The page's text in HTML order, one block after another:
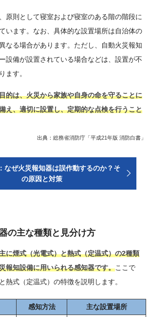
原則として寝室および寝室のある階の階段に
います。なお、具体的な設置場所は自治体の
なる場合があります。ただし、自動火災報知
設備が設置されている場合などは、設置が不
ます。
的は、火災から家族や自身の命を守ることに
え、適切に設置し、定期的な点検を行うこと
出典： 総務省消防庁「平成21年版 消防白書」
なぜ火災報知器は誤作動するのか？そ
の原因と対策
の主な種類と見分け方
に煙式（光電式）と熱式（定温式）の2種類
報知設備に用いられる感知器です。ここで
熱式（定温式）の特徴を説明します。
感知方法
主な設置場所